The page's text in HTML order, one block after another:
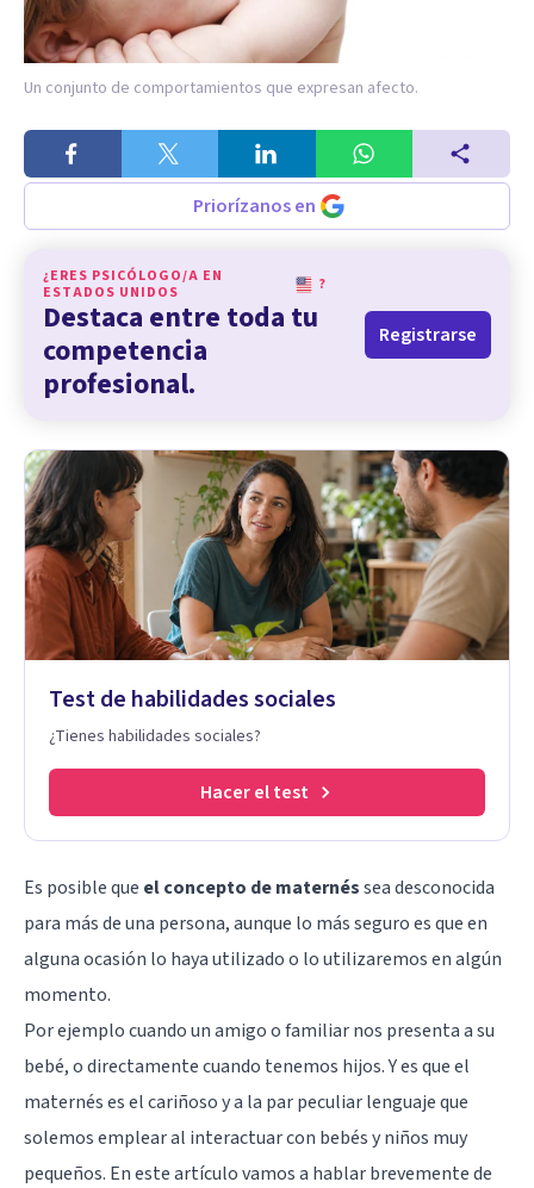
Un conjunto de comportamientos que expresan afecto.
Priorízanos en
¿ERES PSICÓLOGO/A EN
ESTADOS UNIDOS
?
Destaca entre toda tu
competencia
profesional.
Registrarse
Test de habilidades sociales
¿Tienes habilidades sociales?
Hacer el test
Es posible que el concepto de maternéssea desconocida
para más de una persona, aunque lo más seguro es que en
alguna ocasión lo haya utilizado o lo utilizaremos en algún
momento.
Por ejemplo cuando un amigo o familiar nos presenta a su
bebé, o directamente cuando tenemos hijos. Y es que el
maternés es el cariñoso y a la par peculiar lenguaje que
solemos emplear al interactuar con bebés y niños muy
pequeños. En este artículo vamos a hablar brevemente de